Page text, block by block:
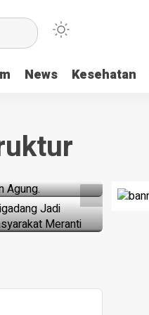
News Kesehatan
Digadang
4